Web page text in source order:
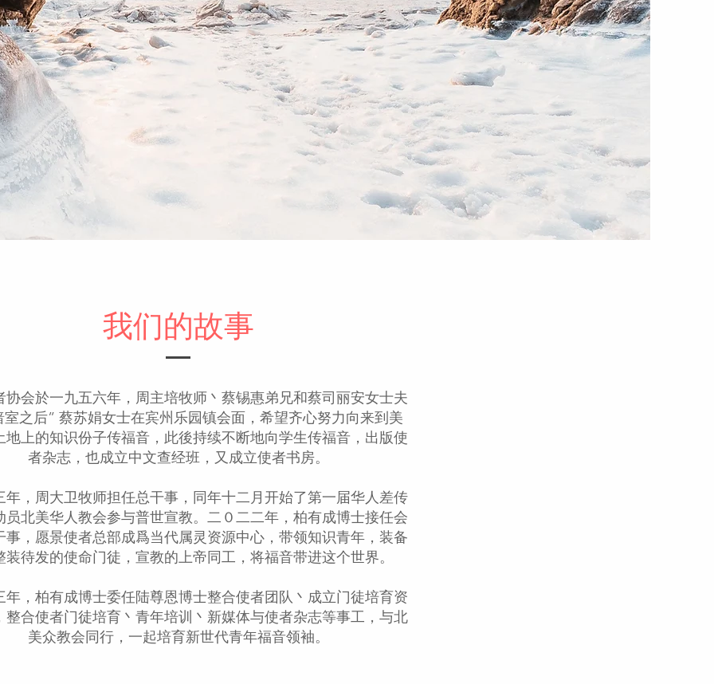
我们的故事
协会於一九五六年，周主培牧师丶蔡锡惠弟兄和蔡司丽安女士夫
室之后” 蔡苏娟女士在宾州乐园镇会面，希望齐心努力向来到美
地上的知识份子传福音，此後持续不断地向学生传福音，出版使
者杂志，也成立中文查经班，又成立使者书房。
年，周大卫牧师担任总干事，同年十二月开始了第一届华人差传
员北美华人教会参与普世宣教。二０二二年，柏有成博士接任会
事，愿景使者总部成爲当代属灵资源中心，带领知识青年，装备
装待发的使命门徒，宣教的上帝同工，将福音带进这个世界。
年，柏有成博士委任陆尊恩博士整合使者团队丶成立门徒培育资
整合使者门徒培育丶青年培训丶新媒体与使者杂志等事工，与北
美众教会同行，一起培育新世代青年福音领袖。